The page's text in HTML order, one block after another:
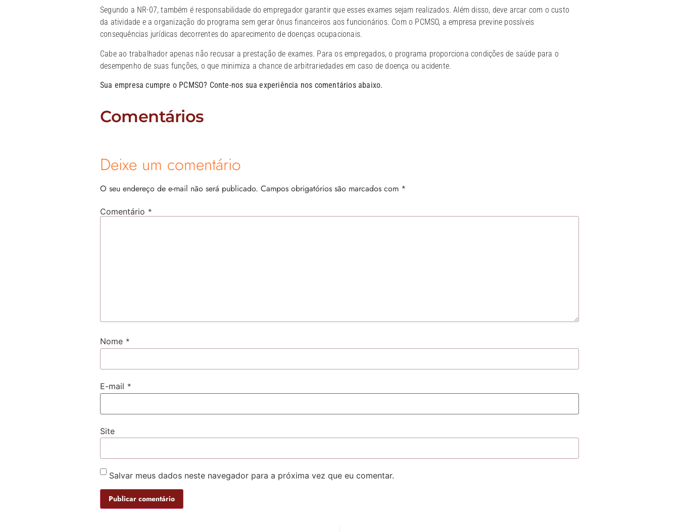
Segundo a NR-07, também é responsabilidade do empregador garantir que esses exames sejam realizados. Além disso, deve arcar com o custo
da atividade e a organização do programa sem gerar ônus financeiros aos funcionários. Com o PCMSO, a empresa previne possíveis
consequências jurídicas decorrentes do aparecimento de doenças ocupacionais.
Cabe ao trabalhador apenas não recusar a prestação de exames. Para os empregados, o programa proporciona condições de saúde para o
desempenho de suas funções, o que minimiza a chance de arbitrariedades em caso de doença ou acidente.
Sua empresa cumpre o PCMSO? Conte-nos sua experiência nos comentários abaixo.
Comentários
Deixe um comentário
O seu endereço de e-mail não será publicado. Campos obrigatórios são marcados com *
Comentário *
Nome *
E-mail *
Site
Salvar meus dados neste navegador para a próxima vez que eu comentar.